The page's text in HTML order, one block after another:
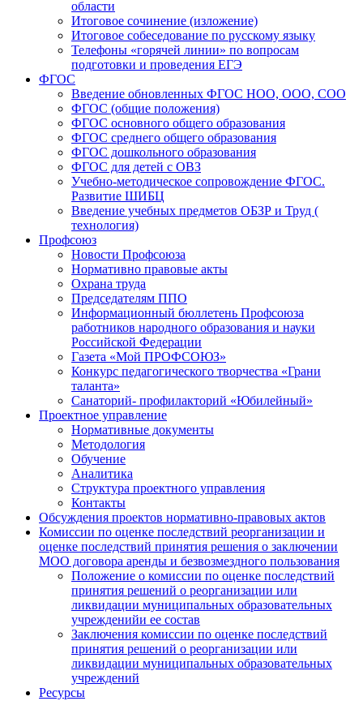
области
Итоговое сочинение (изложение)
Итоговое собеседование по русскому языку
Телефоны «горячей линии» по вопросам
подготовки и проведения ЕГЭ
ФГОС
Введение обновленных ФГОС НОО, ООО, СОО
ФГОС (общие положения)
ФГОС основного общего образования
ФГОС среднего общего образования
ФГОС дошкольного образования
ФГОС для детей с ОВЗ
Учебно-методическое сопровождение ФГОС.
Развитие ШИБЦ
Введение учебных предметов ОБЗР и Труд (
технология)
Профсоюз
Новости Профсоюза
Нормативно правовые акты
Охрана труда
Председателям ППО
Информационный бюллетень Профсоюза
работников народного образования и науки
Российской Федерации
Газета «Мой ПРОФСОЮЗ»
Конкурс педагогического творчества «Грани
таланта»
Санаторий- профилакторий «Юбилейный»
Проектное управление
Нормативные документы
Методология
Обучение
Аналитика
Структура проектного управления
Контакты
Обсуждения проектов нормативно-правовых актов
Комиссии по оценке последствий реорганизации и
оценке последствий принятия решения о заключении
МОО договора аренды и безвозмездного пользования
Положение о комиссии по оценке последствий
принятия решений о реорганизации или
ликвидации муниципальных образовательных
учрежденийи ее состав
Заключения комиссии по оценке последствий
принятия решений о реорганизации или
ликвидации муниципальных образовательных
учреждений
Ресурсы